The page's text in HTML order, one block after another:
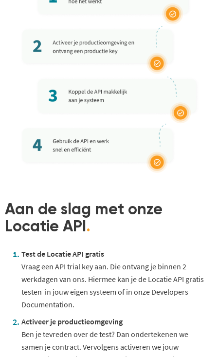
Aan de slag met onze
Locatie API .
Test de Locatie API gratis
Vraag een API trial key aan. Die ontvang je binnen 2
werkdagen van ons. Hiermee kan je de Locatie API gratis
testen in jouw eigen systeem of in onze Developers
Documentation.
Activeer je productieomgeving
Ben je tevreden over de test? Dan ondertekenen we
samen je contract. Vervolgens activeren we jouw